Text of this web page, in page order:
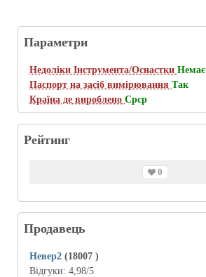
Параметри
Недоліки Інструмента/Оснастки Немає
Паспорт на засіб вимірювання Так
Країна де вироблено Срср
Рейтинг
0
Продавець
Невер2 (18007 )
Відгуки: 4,98/5